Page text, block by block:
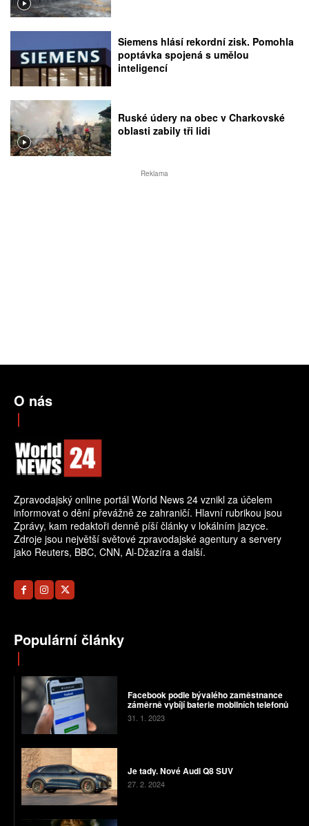
Siemens hlásí rekordní zisk. Pomohla
poptávka spojená s umělou
inteligencí
Ruské údery na obec v Charkovské
oblasti zabily tři lidi
Reklama
O nás
Zpravodajský online portál World News 24 vznikl za účelem
informovat o dění převážně ze zahraničí. Hlavní rubrikou jsou
Zprávy, kam redaktoři denně píší články v lokálním jazyce.
Zdroje jsou největší světové zpravodajské agentury a servery
jako Reuters, BBC, CNN, Al-Džazíra a další.
Populární články
Facebook podle bývalého zaměstnance
záměrně vybíjí baterie mobilních telefonů
31. 1. 2023
Je tady. Nové Audi Q8 SUV
27. 2. 2024